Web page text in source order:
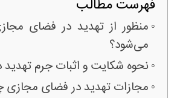
فهرست مطالب
منظور از تهدید در فضای
می‌شود؟
نحوه شکایت و اثبات جرم
مجازات تهدید در فضای